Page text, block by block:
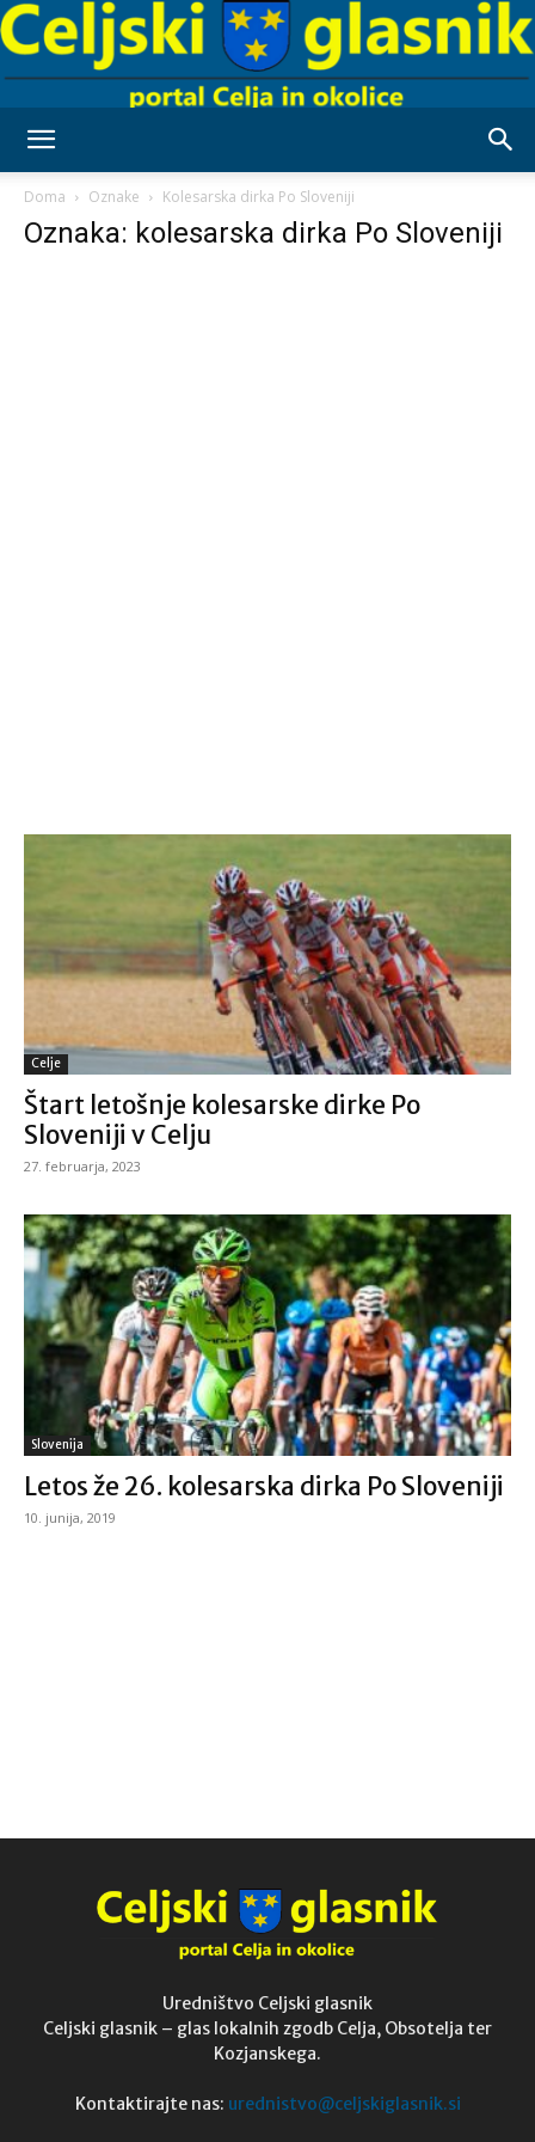
Doma Oznake Kolesarska dirka Po Sloveniji
Oznaka: kolesarska dirka Po Sloveniji
Celje
Štart letošnje kolesarske dirke Po
Sloveniji v Celju
27. februarja, 2023
Slovenija
Letos že 26. kolesarska dirka Po Sloveniji
10. junija, 2019
Uredništvo Celjski glasnik
Celjski glasnik – glas lokalnih zgodb Celja, Obsotelja ter
Kozjanskega.
Kontaktirajte nas: urednistvo@celjskiglasnik.si